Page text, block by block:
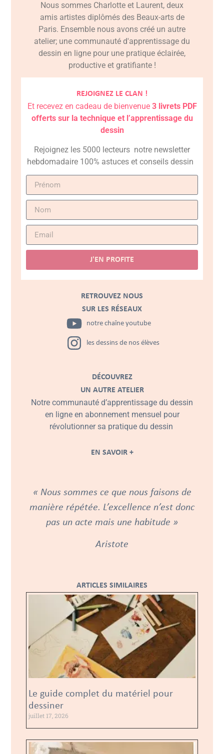
Nous sommes Charlotte et Laurent, deux
amis artistes diplômés des Beaux-arts de
Paris. Ensemble nous avons créé un autre
atelier; une communauté d'apprentissage du
dessin en ligne pour une pratique éclairée,
productive et gratifiante !
REJOIGNEZ LE CLAN !
Et recevez en cadeau de bienvenue 3 livrets PDF
offerts sur la technique et l’apprentissage du
dessin
Rejoignez les 5000 lecteurs notre newsletter
hebdomadaire 100% astuces et conseils dessin
J'EN PROFITE
RETROUVEZ NOUS
SUR LES RÉSEAUX
notre chaîne youtube
les dessins de nos élèves
DÉCOUVREZ
UN AUTRE ATELIER
Notre communauté d’apprentissage du dessin
en ligne en abonnement mensuel pour
révolutionner sa pratique du dessin
EN SAVOIR +
« Nous sommes ce que nous faisons de
manière répétée. L’excellence n’est donc
pas un acte mais une habitude »
Aristote
ARTICLES SIMILAIRES
Le guide complet du matériel pour
dessiner
juillet 17, 2026